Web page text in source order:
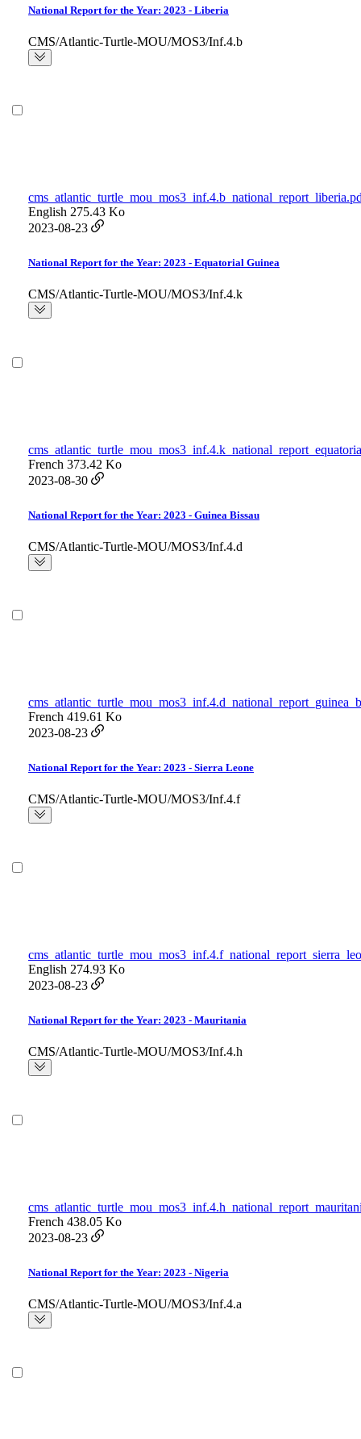
National Report for the Year: 2023 - Liberia
CMS/Atlantic-Turtle-MOU/MOS3/Inf.4.b
English 275.43 Ko
2023-08-23
National Report for the Year: 2023 - Equatorial Guinea
CMS/Atlantic-Turtle-MOU/MOS3/Inf.4.k
French 373.42 Ko
2023-08-30
National Report for the Year: 2023 - Guinea Bissau
CMS/Atlantic-Turtle-MOU/MOS3/Inf.4.d
French 419.61 Ko
2023-08-23
National Report for the Year: 2023 - Sierra Leone
CMS/Atlantic-Turtle-MOU/MOS3/Inf.4.f
English 274.93 Ko
2023-08-23
National Report for the Year: 2023 - Mauritania
CMS/Atlantic-Turtle-MOU/MOS3/Inf.4.h
French 438.05 Ko
2023-08-23
National Report for the Year: 2023 - Nigeria
CMS/Atlantic-Turtle-MOU/MOS3/Inf.4.a